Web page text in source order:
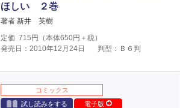
ほしい ２巻
著者 新井 英樹
定価 715 円（本体650円＋税）
発売日：2010年12月24日
判型：Ｂ６判
コミックス
試し読みをする
電子版